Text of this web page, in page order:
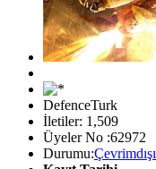
DefenceTurk
İletiler: 1,509
Üyeler No :62972
Durumu:Çevrimdışı